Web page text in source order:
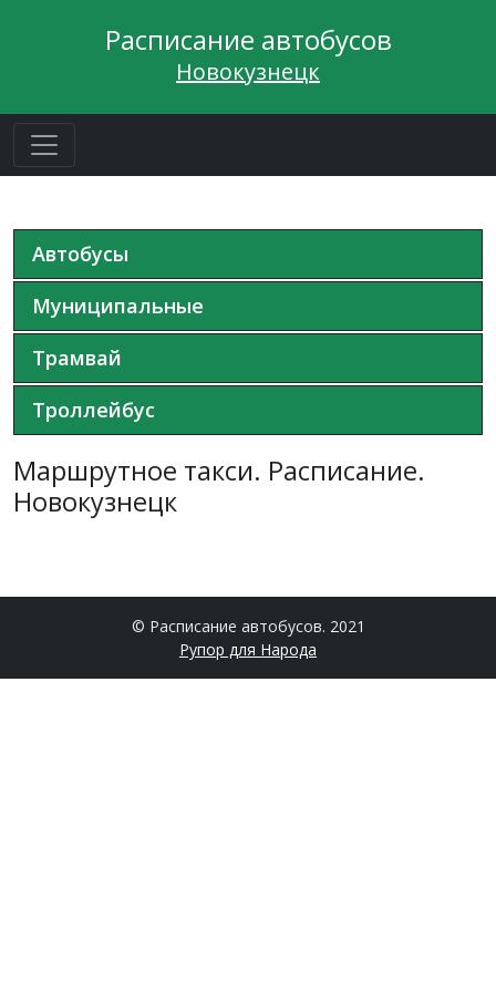
Расписание автобусов
Новокузнецк
Маршрутное такси. Расписание.
Новокузнецк
Автобусы
Муниципальные
Трамвай
Троллейбус
© Расписание автобусов. 2021
Рупор для Народа